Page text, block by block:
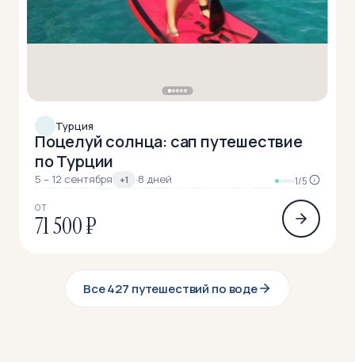
Турция
Поцелуй солнца: сап путешествие
по Турции
5 – 12 сентября +1 ·8 дней 1/5
ОТ
71 500 ₽
Все 427 путешествий по воде